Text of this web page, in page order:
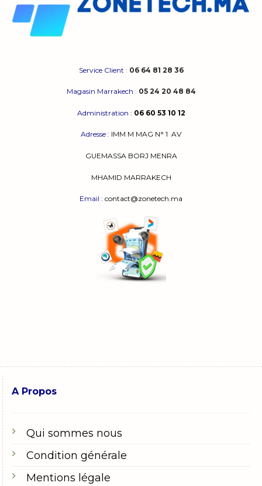
Service Client : 06 64 81 28 36
Magasin Marrakech : 05 24 20 48 84
Administration : 06 60 53 10 12
Adresse : IMM M MAG N° 1 AV
GUEMASSA BORJ MENRA
MHAMID MARRAKECH
Email : contact@zonetech.ma
A Propos
Qui sommes nous
Condition générale
Mentions légale